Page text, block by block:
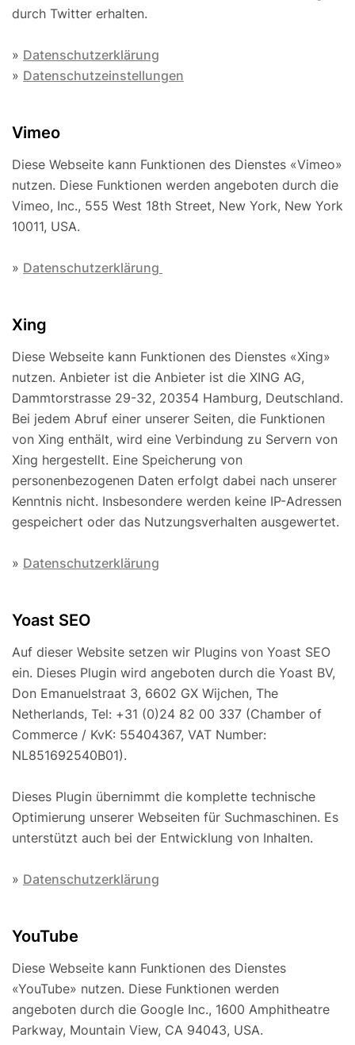
durch Twitter erhalten.
» Datenschutzerklärung
» Datenschutzeinstellungen
Vimeo
Diese Webseite kann Funktionen des Dienstes «Vimeo»
nutzen. Diese Funktionen werden angeboten durch die
Vimeo, Inc., 555 West 18th Street, New York, New York
10011, USA.
» Datenschutzerklärung
Xing
Diese Webseite kann Funktionen des Dienstes «Xing»
nutzen. Anbieter ist die Anbieter ist die XING AG,
Dammtorstrasse 29-32, 20354 Hamburg, Deutschland.
Bei jedem Abruf einer unserer Seiten, die Funktionen
von Xing enthält, wird eine Verbindung zu Servern von
Xing hergestellt. Eine Speicherung von
personenbezogenen Daten erfolgt dabei nach unserer
Kenntnis nicht. Insbesondere werden keine IP-Adressen
gespeichert oder das Nutzungsverhalten ausgewertet.
» Datenschutzerklärung
Yoast SEO
Auf dieser Website setzen wir Plugins von Yoast SEO
ein. Dieses Plugin wird angeboten durch die Yoast BV,
Don Emanuelstraat 3, 6602 GX Wijchen, The
Netherlands, Tel: +31 (0)24 82 00 337 (Chamber of
Commerce / KvK: 55404367, VAT Number:
NL851692540B01).
Dieses Plugin übernimmt die komplette technische
Optimierung unserer Webseiten für Suchmaschinen. Es
unterstützt auch bei der Entwicklung von Inhalten.
» Datenschutzerklärung
YouTube
Diese Webseite kann Funktionen des Dienstes
«YouTube» nutzen. Diese Funktionen werden
angeboten durch die Google Inc., 1600 Amphitheatre
Parkway, Mountain View, CA 94043, USA.